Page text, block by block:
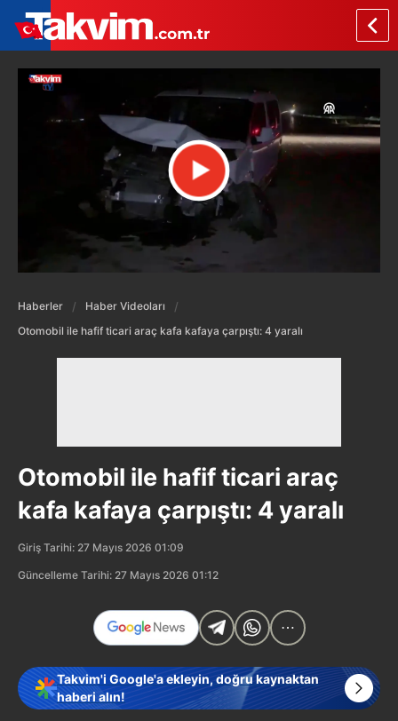
Haberler
Haber Videoları
Otomobil ile hafif ticari araç kafa kafaya çarpıştı: 4 yaralı
Otomobil ile hafif ticari araç
kafa kafaya çarpıştı: 4 yaralı
Giriş Tarihi: 27 Mayıs 2026 01:09
Güncelleme Tarihi: 27 Mayıs 2026 01:12
Takvim'i Google'a ekleyin, doğru kaynaktan
haberi alın!